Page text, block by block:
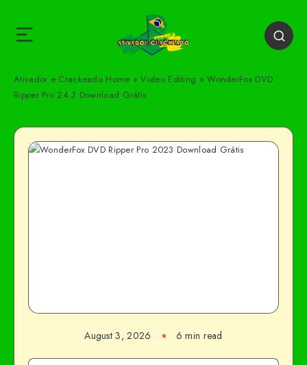
Ativador e Crackeado Home »Video Editing »WonderFox DVD
Ripper Pro 24.3 Download Grátis
August 3, 2026 6 min read